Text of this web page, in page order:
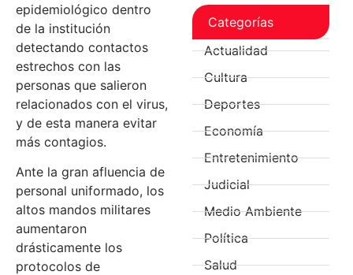
epidemiológico dentro
de la institución
detectando contactos
estrechos con las
personas que salieron
relacionados con el virus,
y de esta manera evitar
más contagios.
Ante la gran afluencia de
personal uniformado, los
altos mandos militares
aumentaron
drásticamente los
protocolos de
Categorías
Actualidad
Cultura
Deportes
Economía
Entretenimiento
Judicial
Medio Ambiente
Política
Salud